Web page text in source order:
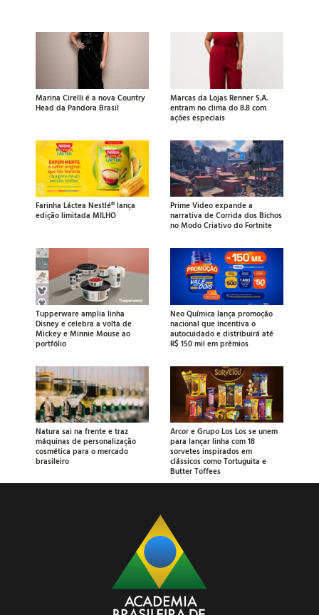
Marina Cirelli é a nova Country
Head da Pandora Brasil
Marcas da Lojas Renner S.A.
entram no clima do 8.8 com
ações especiais
Farinha Láctea Nestlé® lança
edição limitada MILHO
Prime Video expande a
narrativa de Corrida dos Bichos
no Modo Criativo do Fortnite
Tupperware amplia linha
Disney e celebra a volta de
Mickey e Minnie Mouse ao
portfólio
Neo Química lança promoção
nacional que incentiva o
autocuidado e distribuirá até
R$ 150 mil em prêmios
Natura sai na frente e traz
máquinas de personalização
cosmética para o mercado
brasileiro
Arcor e Grupo Los Los se unem
para lançar linha com 18
sorvetes inspirados em
clássicos como Tortuguita e
Butter Toffees